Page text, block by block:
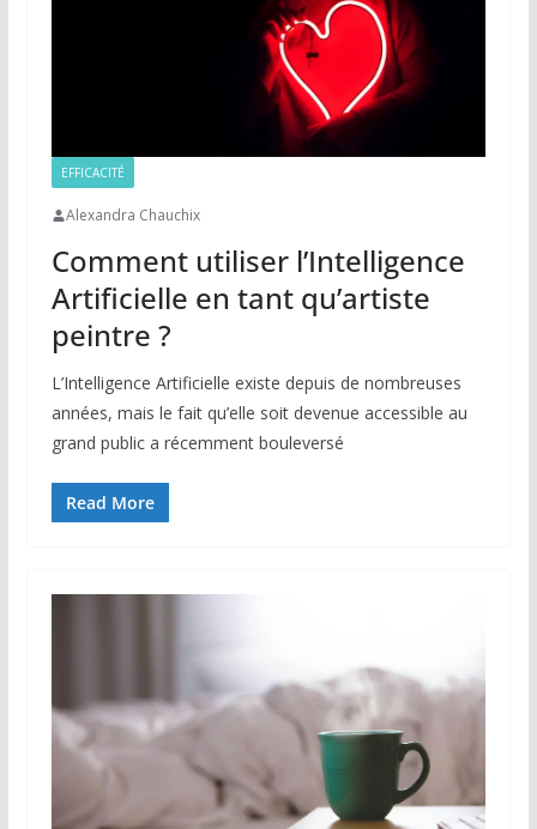
EFFICACITÉ
Alexandra Chauchix
Comment utiliser l’Intelligence
Artificielle en tant qu’artiste
peintre ?
L’Intelligence Artificielle existe depuis de nombreuses
années, mais le fait qu’elle soit devenue accessible au
grand public a récemment bouleversé
Read More